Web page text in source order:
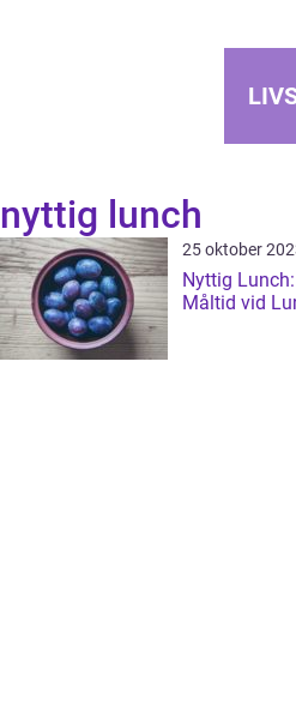
nyttig lunch
25 oktober
Nyttig
Måltid vid